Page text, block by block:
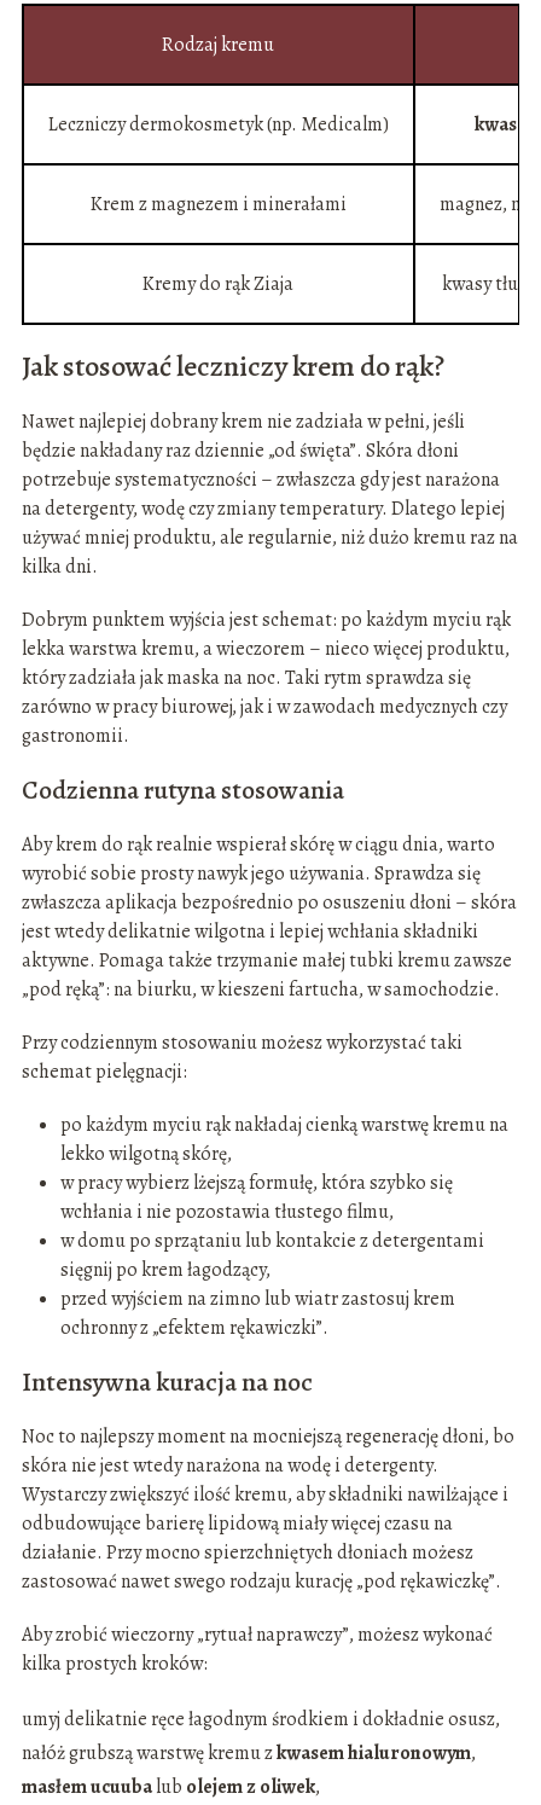
Rodzaj kremu
Leczniczy dermokosmetyk (np. Medicalm) kwas
Krem z magnezem i minerałami magnez,
Kremy do rąk Ziaja kwasy
Jak stosować leczniczy krem do rąk?
Nawet najlepiej dobrany krem nie zadziała w pełni, jeśli
będzie nakładany raz dziennie „od święta”. Skóra dłoni
potrzebuje systematyczności – zwłaszcza gdy jest narażona
na detergenty, wodę czy zmiany temperatury. Dlatego lepiej
używać mniej produktu, ale regularnie, niż dużo kremu raz na
kilka dni.
Dobrym punktem wyjścia jest schemat: po każdym myciu rąk
lekka warstwa kremu, a wieczorem – nieco więcej produktu,
który zadziała jak maska na noc. Taki rytm sprawdza się
zarówno w pracy biurowej, jak i w zawodach medycznych czy
gastronomii.
Codzienna rutyna stosowania
Aby krem do rąk realnie wspierał skórę w ciągu dnia, warto
wyrobić sobie prosty nawyk jego używania. Sprawdza się
zwłaszcza aplikacja bezpośrednio po osuszeniu dłoni – skóra
jest wtedy delikatnie wilgotna i lepiej wchłania składniki
aktywne. Pomaga także trzymanie małej tubki kremu zawsze
„pod ręką”: na biurku, w kieszeni fartucha, w samochodzie.
Przy codziennym stosowaniu możesz wykorzystać taki
schemat pielęgnacji:
po każdym myciu rąk nakładaj cienką warstwę kremu na
lekko wilgotną skórę,
w pracy wybierz lżejszą formułę, która szybko się
wchłania i nie pozostawia tłustego filmu,
w domu po sprzątaniu lub kontakcie z detergentami
sięgnij po krem łagodzący,
przed wyjściem na zimno lub wiatr zastosuj krem
ochronny z „efektem rękawiczki”.
Intensywna kuracja na noc
Noc to najlepszy moment na mocniejszą regenerację dłoni, bo
skóra nie jest wtedy narażona na wodę i detergenty.
Wystarczy zwiększyć ilość kremu, aby składniki nawilżające i
odbudowujące barierę lipidową miały więcej czasu na
działanie. Przy mocno spierzchniętych dłoniach możesz
zastosować nawet swego rodzaju kurację „pod rękawiczkę”.
Aby zrobić wieczorny „rytuał naprawczy”, możesz wykonać
kilka prostych kroków:
umyj delikatnie ręce łagodnym środkiem i dokładnie osusz,
nałóż grubszą warstwę kremu zkwasem hialuronowym,
masłem ucuubalub olejem z oliwek,